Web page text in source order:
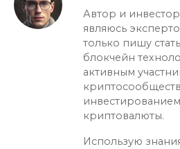
Автор и
являюсь
только пишу
блокчейн
активным
криптовалюты.
Использую